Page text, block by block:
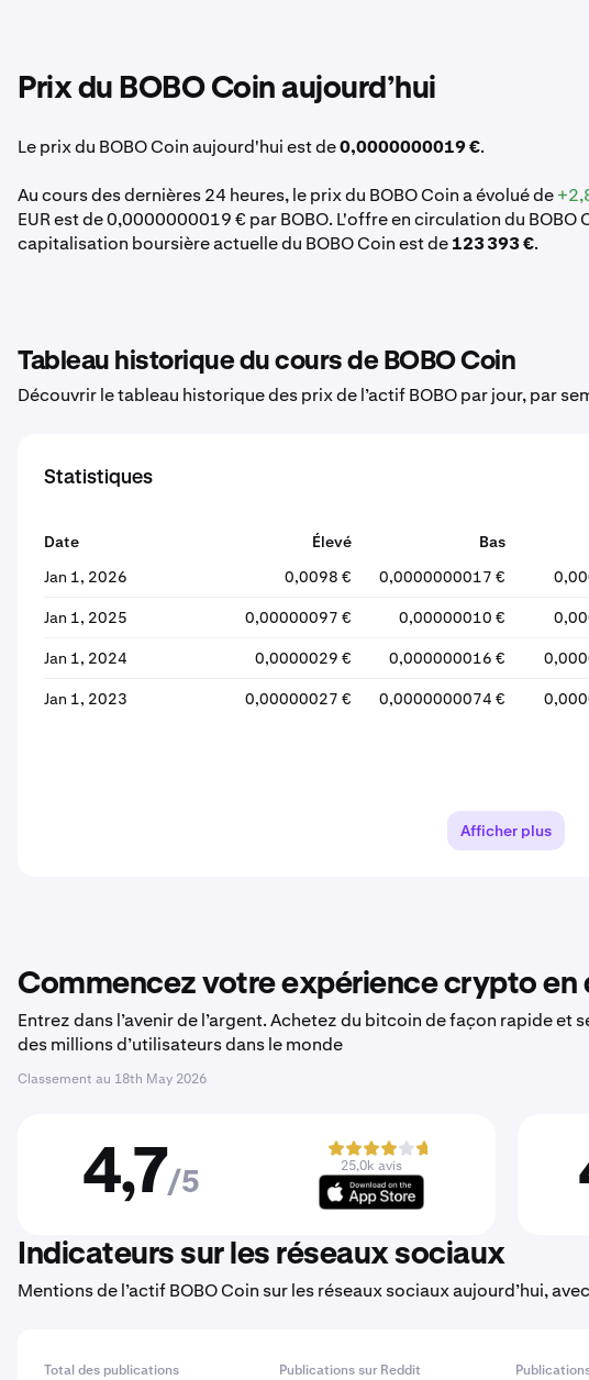
Prix du BOBO Coin aujourd’hui
Le prix du BOBO Coin aujourd'hui est de0,0000000019 €.
Au cours des dernières 24 heures, le prix du BOBO Coin a évolué de
EUR est de 0,0000000019 € par BOBO. L'offre en circulation du BOBO
capitalisation boursière actuelle du BOBO Coin est de123 393 €.
Tableau historique du cours de BOBO Coin
Découvrir le tableau historique des prix de l’actif BOBO par jour, par
Statistiques
Date Élevé Bas
Jan 1, 2026
0,0098 € 0,0000000017 €
Jan 1, 2025 0,00000097 € 0,00000010 €
Jan 1, 2024 0,0000029 € 0,000000016 €
Jan 1, 2023 0,00000027 € 0,0000000074 €
Afficher plus
Commencez votre expérience crypto en
Entrez dans l’avenir de l’argent. Achetez du bitcoin de façon rapide
des millions d’utilisateurs dans le monde
Classement au 18th May 2026
4,7/5
25,0k avis
Indicateurs sur les réseaux sociaux
Mentions de l’actif BOBO Coin sur les réseaux sociaux aujourd’hui,
Total des publications Publications sur Reddit